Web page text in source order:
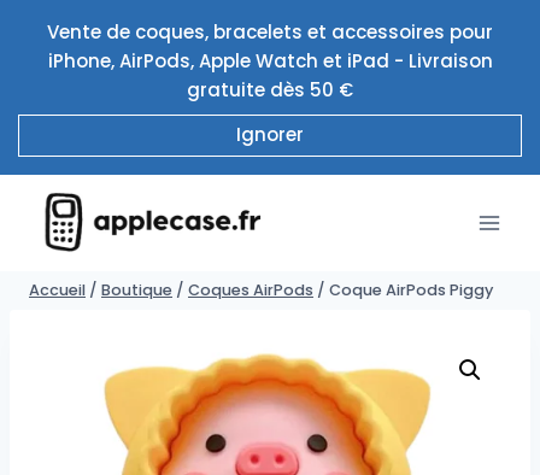
contenu
Vente de coques, bracelets et accessoires pour
iPhone, AirPods, Apple Watch et iPad - Livraison
gratuite dès 50 €
Ignorer
Accueil / Boutique / Coques AirPods / Coque AirPods Piggy